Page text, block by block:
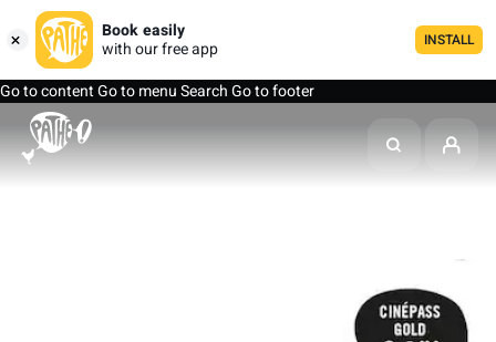
Book easily
with our free app
INSTALL
Go to contentGo to menuSearchGo to footer